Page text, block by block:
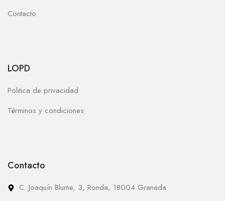
Contacto
LOPD
Politica de privacidad
Términos y condiciones
Contacto
C. Joaquín Blume, 3, Ronda, 18004 Granada